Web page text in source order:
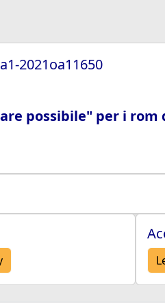
2021oa11650
possibile" per i rom